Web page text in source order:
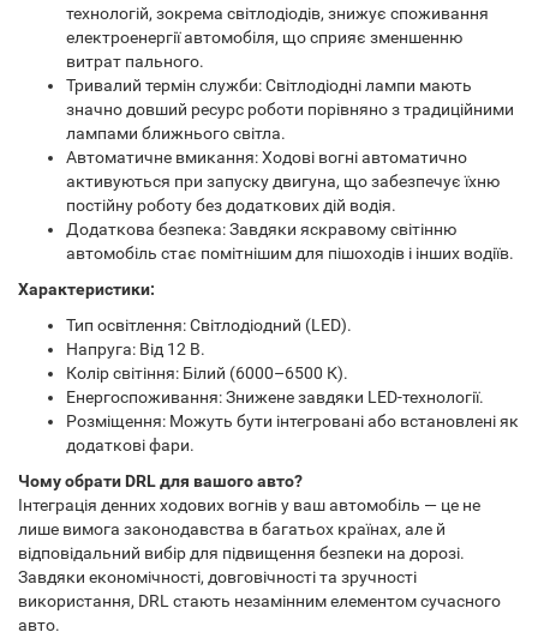
технологій, зокрема світлодіодів, знижує споживання
електроенергії автомобіля, що сприяє зменшенню
витрат пального.
Тривалий термін служби: Світлодіодні лампи мають
значно довший ресурс роботи порівняно з традиційними
лампами ближнього світла.
Автоматичне вмикання: Ходові вогні автоматично
активуються при запуску двигуна, що забезпечує їхню
постійну роботу без додаткових дій водія.
Додаткова безпека: Завдяки яскравому світінню
автомобіль стає помітнішим для пішоходів і інших водіїв.
Характеристики:
Тип освітлення: Світлодіодний (LED).
Напруга: Від 12 В.
Колір світіння: Білий (6000–6500 К).
Енергоспоживання: Знижене завдяки LED-технології.
Розміщення: Можуть бути інтегровані або встановлені як
додаткові фари.
Чому обрати DRL для вашого авто?
Інтеграція денних ходових вогнів у ваш автомобіль — це не
лише вимога законодавства в багатьох країнах, але й
відповідальний вибір для підвищення безпеки на дорозі.
Завдяки економічності, довговічності та зручності
використання, DRL стають незамінним елементом сучасного
авто.